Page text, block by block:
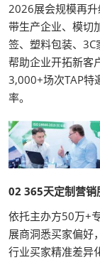
2026展会规模再
带生产企业、模切
签、塑料包装、3C
帮助企业开拓新客
3,000+场次TAP特
率。
02 365天定制营销
依托主办方50万+
展商洞悉买家偏好
行业买家精准差异